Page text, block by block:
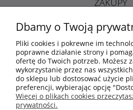
POMOC
MOJE
Dbamy o Twoją
Pliki cookies i pokrewne im
poprawne działanie strony i
ofertę do Twoich potrzeb. Możesz
wykorzystanie przez nas
do sklepu lub dostosować użycie
preferencji, wybierając opcję
Więcej o plikach cookies
prywatności.